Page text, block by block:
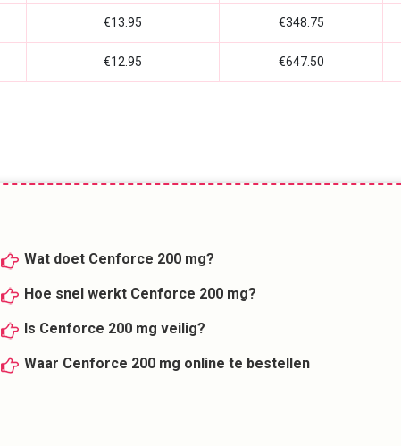
€13.95 €348.75
€12.95 €647.50
Wat doet Cenforce 200 mg?
Hoe snel werkt Cenforce 200 mg?
Is Cenforce 200 mg veilig?
Waar Cenforce 200 mg online te bestellen